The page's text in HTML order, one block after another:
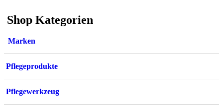
Shop Kategorien
Marken
Pflegeprodukte
Pflegewerkzeug